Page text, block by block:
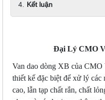
Kết luận
Đại Lý CMO
Van dao dòng XB của
thiết kế đặc biệt để xử lý
cao, lẫn tạp chất rắn, chất